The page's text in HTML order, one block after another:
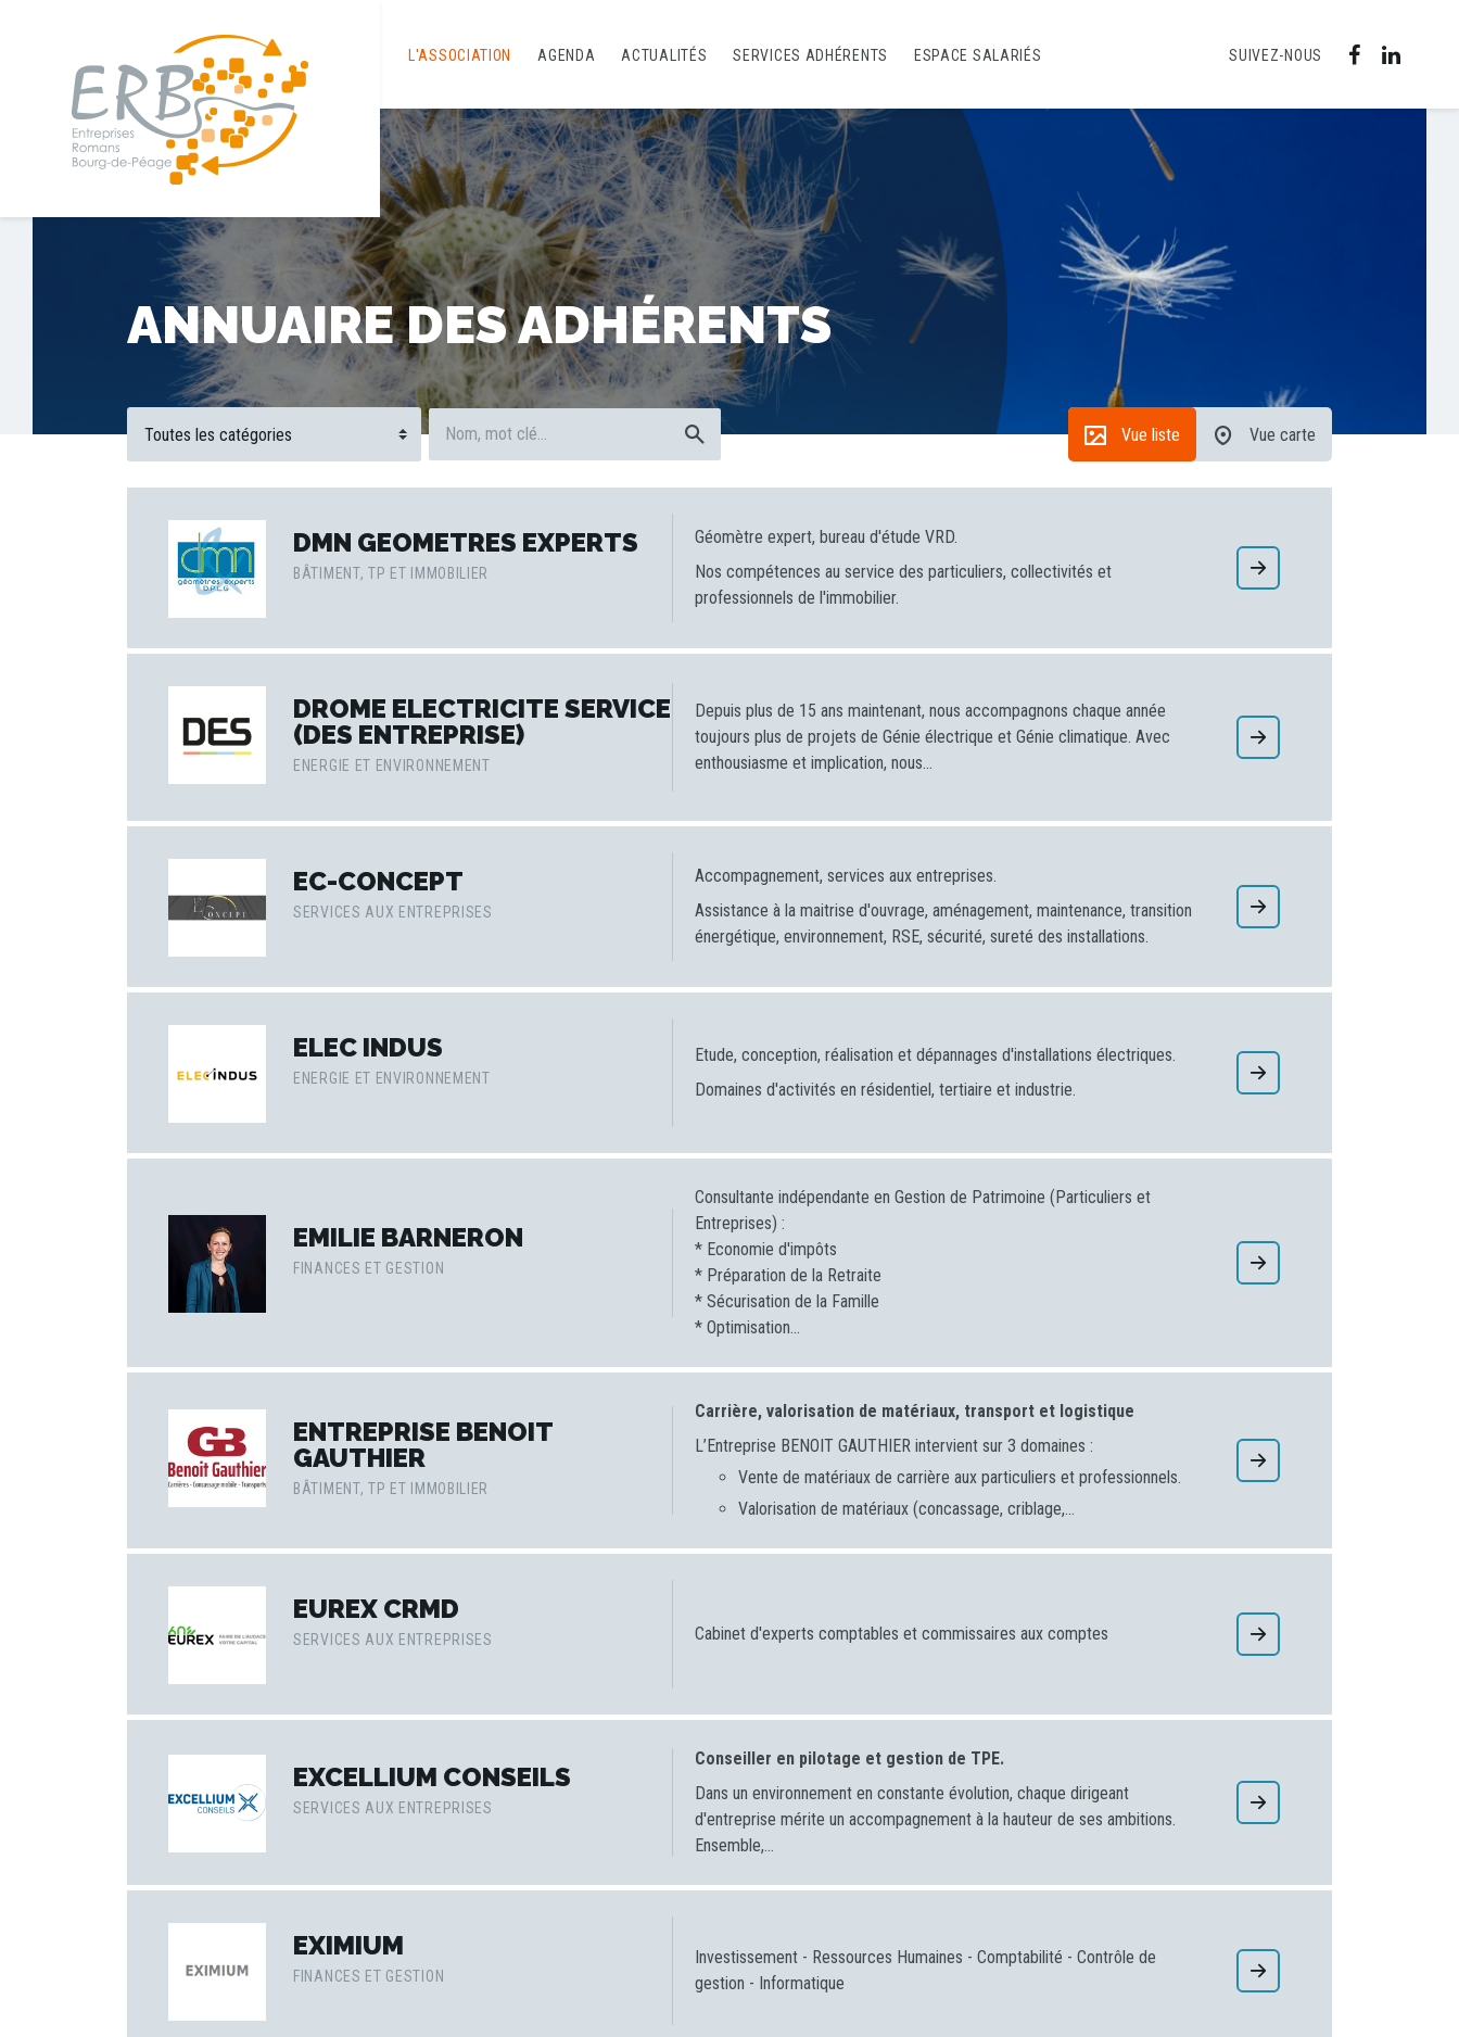
L'ASSOCIATION AGENDA ACTUALITÉS SERVICES ADHÉRENTS ESPACE SALARIÉS SUIVEZ-NOUS
ANNUAIRE DES ADHÉRENTS
Vue liste Vue carte
DMN GEOMETRES EXPERTS
BÂTIMENT, TP ET IMMOBILIER
Géomètre expert, bureau d'étude VRD.
Nos compétences au service des particuliers, collectivités et
professionnels de l'immobilier.
DROME ELECTRICITE SERVICE
(DES ENTREPRISE)
ENERGIE ET ENVIRONNEMENT
Depuis plus de 15 ans maintenant, nous accompagnons chaque année
toujours plus de projets de Génie électrique et Génie climatique. Avec
enthousiasme et implication, nous...
EC-CONCEPT
SERVICES AUX ENTREPRISES
Accompagnement, services aux entreprises.
Assistance à la maitrise d'ouvrage, aménagement, maintenance, transition
énergétique, environnement, RSE, sécurité, sureté des installations.
ELEC INDUS
ENERGIE ET ENVIRONNEMENT
Etude, conception, réalisation et dépannages d'installations électriques.
Domaines d'activités en résidentiel, tertiaire et industrie.
EMILIE BARNERON
FINANCES ET GESTION
Consultante indépendante en Gestion de Patrimoine (Particuliers et
Entreprises) :
* Economie d'impôts
* Préparation de la Retraite
* Sécurisation de la Famille
* Optimisation...
ENTREPRISE BENOIT
GAUTHIER
BÂTIMENT, TP ET IMMOBILIER
Carrière, valorisation de matériaux, transport et logistique
L’Entreprise BENOIT GAUTHIER intervient sur 3 domaines :
Vente de matériaux de carrière aux particuliers et professionnels.
Valorisation de matériaux (concassage, criblage,...
EUREX CRMD
SERVICES AUX ENTREPRISES Cabinet d'experts comptables et commissaires aux comptes
EXCELLIUM CONSEILS
SERVICES AUX ENTREPRISES
Conseiller en pilotage et gestion de TPE.
Dans un environnement en constante évolution, chaque dirigeant
d'entreprise mérite un accompagnement à la hauteur de ses ambitions.
Ensemble,...
EXIMIUM
FINANCES ET GESTION
Investissement - Ressources Humaines - Comptabilité - Contrôle de
gestion - Informatique